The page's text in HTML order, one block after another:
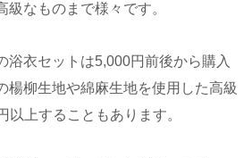
級なものまで様々です。
浴衣セットは5,000円前後から購入
楊柳生地や綿麻生地を使用した高級
以上することもあります。